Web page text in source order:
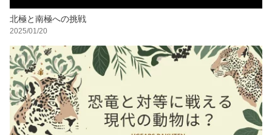
北極と南極への挑戦
2025/01/20